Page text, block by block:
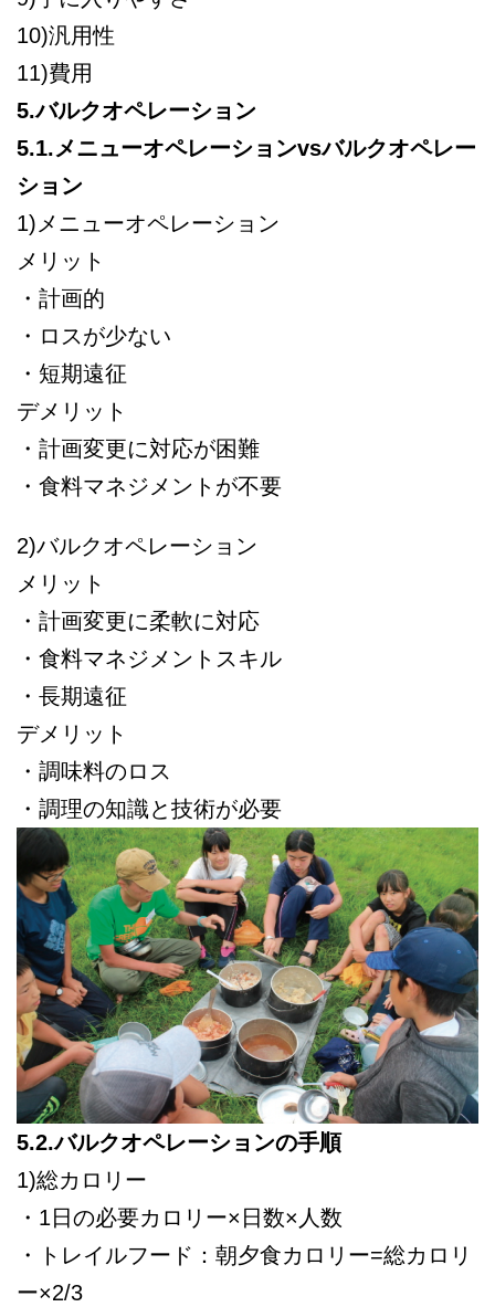
10)汎用性
11)費用
5.バルクオペレーション
5.1.メニューオペレーションvsバルクオペレー
ション
1)メニューオペレーション
メリット
・計画的
・ロスが少ない
・短期遠征
デメリット
・計画変更に対応が困難
・食料マネジメントが不要
2)バルクオペレーション
メリット
・計画変更に柔軟に対応
・食料マネジメントスキル
・長期遠征
デメリット
・調味料のロス
・調理の知識と技術が必要
5.2.バルクオペレーションの手順
1)総カロリー
・1日の必要カロリー×日数×人数
・トレイルフード：朝夕食カロリー=総カロリ
ー×2/3